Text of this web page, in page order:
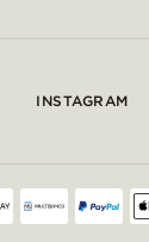
INSTAGRAM